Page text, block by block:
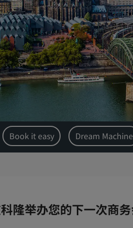
Book it easy Dream Machine
隆举办您的下一次商